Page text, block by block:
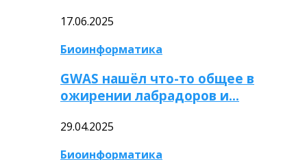
17.06.2025
Биоинформатика
GWAS нашёл что-то общее в
ожирении лабрадоров и…
29.04.2025
Биоинформатика